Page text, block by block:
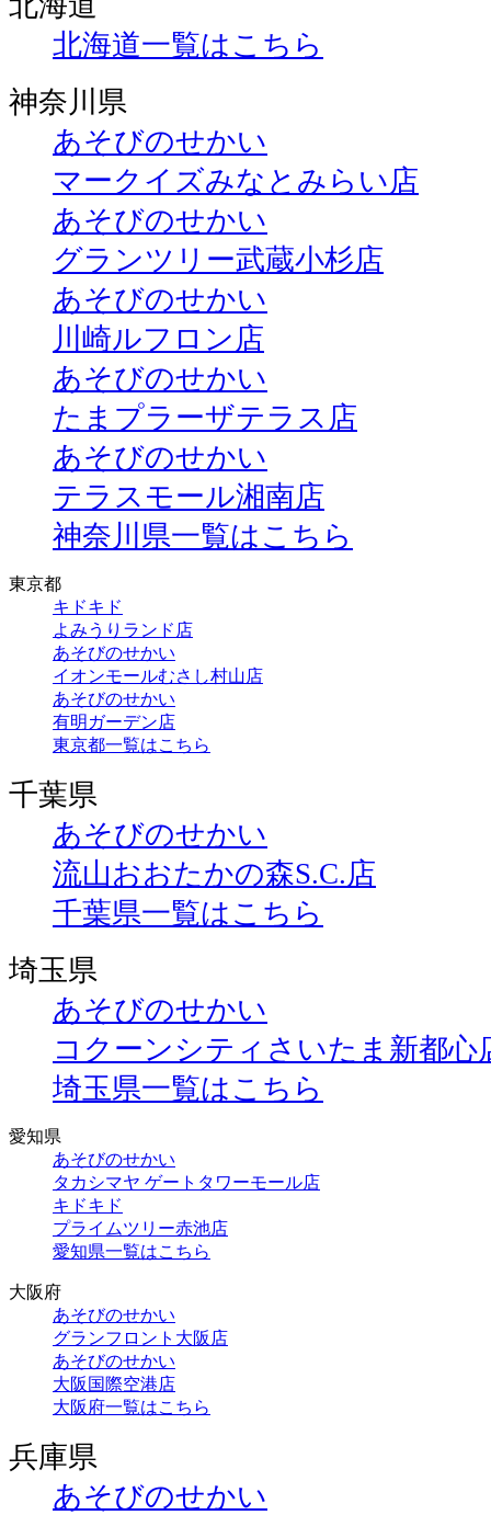
北海道一覧はこちら
神奈川県
あそびのせかい
マークイズみなとみらい店
あそびのせかい
グランツリー武蔵小杉店
あそびのせかい
川崎ルフロン店
あそびのせかい
たまプラーザテラス店
あそびのせかい
テラスモール湘南店
神奈川県一覧はこちら
東京都
キドキド
よみうりランド店
あそびのせかい
イオンモールむさし村山店
あそびのせかい
有明ガーデン店
東京都一覧はこちら
千葉県
あそびのせかい
流山おおたかの森S.C.店
千葉県一覧はこちら
埼玉県
あそびのせかい
コクーンシティさいたま新都心
埼玉県一覧はこちら
愛知県
あそびのせかい
タカシマヤ ゲートタワーモール店
キドキド
プライムツリー赤池店
愛知県一覧はこちら
大阪府
あそびのせかい
グランフロント大阪店
あそびのせかい
大阪国際空港店
大阪府一覧はこちら
兵庫県
あそびのせかい